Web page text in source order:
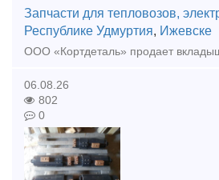
Запчасти для тепловозов,
Республике Удмуртия, Ижевске
06.08.26
802
0